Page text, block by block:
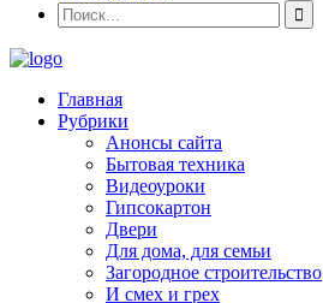
Главная
Рубрики
Анонсы сайта
Бытовая техника
Видеоуроки
Гипсокартон
Двери
Для дома, для семьи
Загородное строительство
И смех и грех